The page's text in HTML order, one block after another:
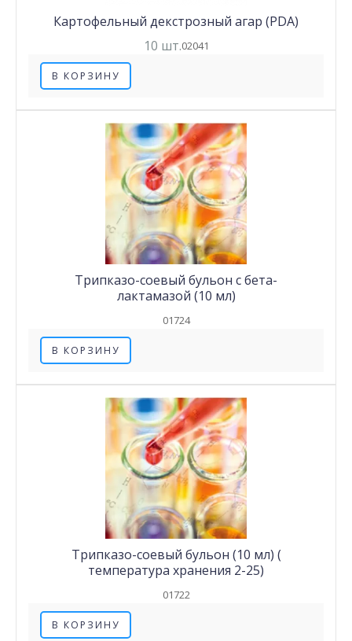
Картофельный декстрозный агар (PDA)
10 шт.02041
В КОРЗИНУ
Трипказо-соевый бульон с бета-
лактамазой (10 мл)
01724
В КОРЗИНУ
Трипказо-соевый бульон (10 мл) (
температура хранения 2-25)
01722
В КОРЗИНУ